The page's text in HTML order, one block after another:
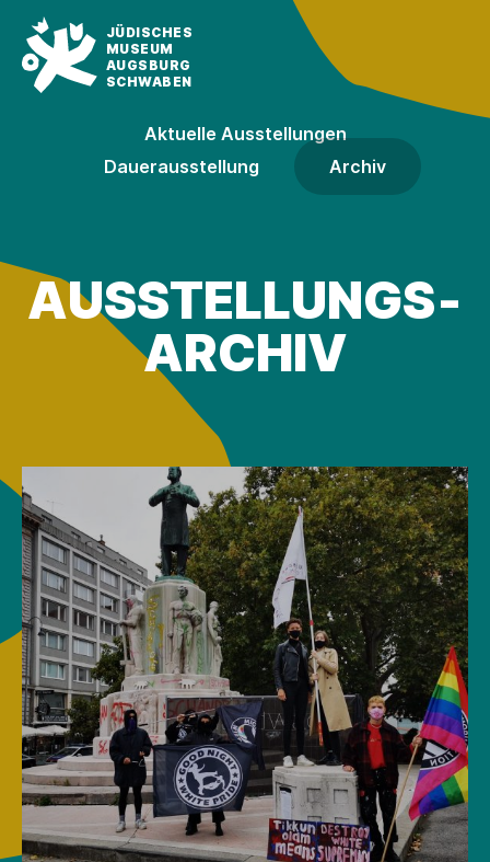
JÜDISCHES
MUSEUM
AUGSBURG
SCHWABEN
Aktuelle Ausstellungen
Dauer­ausstellung
Archiv
AUSSTELLUNGS­
ARCHIV